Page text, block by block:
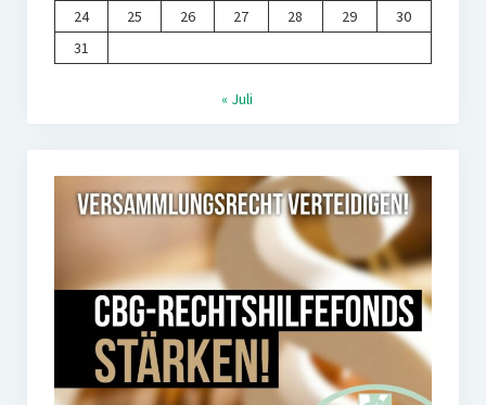
24 25 26 27 28 29
30
31
« Juli